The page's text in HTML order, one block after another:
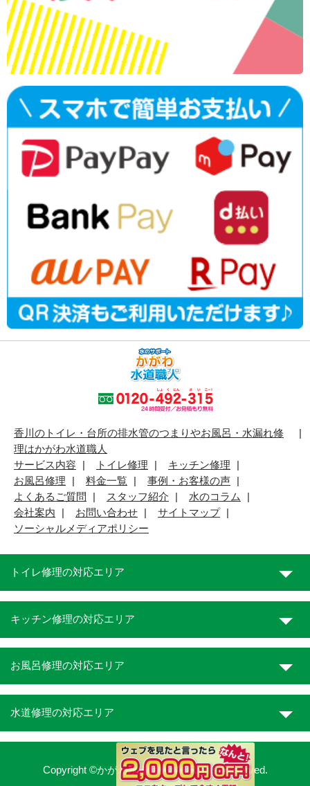
香川のトイレ・台所の排水管のつまりやお風呂・水漏れ修
理はかがわ水道職人
サービス内容
トイレ修理
キッチン修理
お風呂修理
料金一覧
事例・お客様の声
よくあるご質問
スタッフ紹介
水のコラム
会社案内
お問い合わせ
サイトマップ
ソーシャルメディアポリシー
トイレ修理の対応エリア
キッチン修理の対応エリア
お風呂修理の対応エリア
水道修理の対応エリア
Copyright ©かがわ水道職人. All Rights Reserved.